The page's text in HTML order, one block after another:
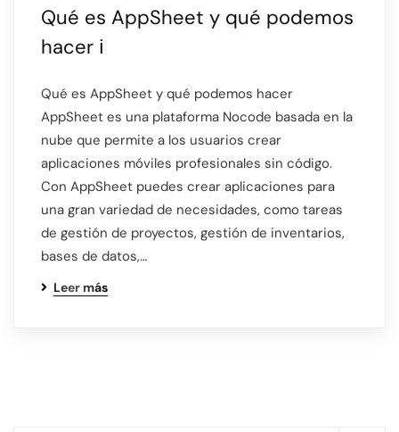
Qué es AppSheet y qué podemos
hacer ℹ️
Qué es AppSheet y qué podemos hacer
AppSheet es una plataforma Nocode basada en la
nube que permite a los usuarios crear
aplicaciones móviles profesionales sin código.
Con AppSheet puedes crear aplicaciones para
una gran variedad de necesidades, como tareas
de gestión de proyectos, gestión de inventarios,
bases de datos,…
Leer más